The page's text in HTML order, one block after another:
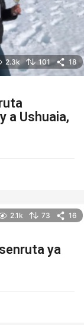
2.3k 101 18
a Ushuaia,
2.1k 73 16
ya